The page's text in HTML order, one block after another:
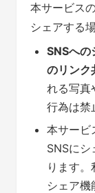
本サービス
シェアする
SNSへの
のリンク
れる写真
行為は禁
本サービ
SNSにシ
ります
シェア機